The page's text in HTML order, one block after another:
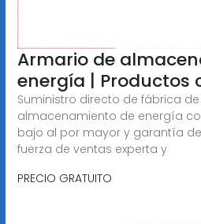
Armario de
energía | Productos
Suministro directo de fábrica
almacenamiento de energía
bajo al por mayor y garantía
fuerza de ventas experta y
PRECIO GRATUITO